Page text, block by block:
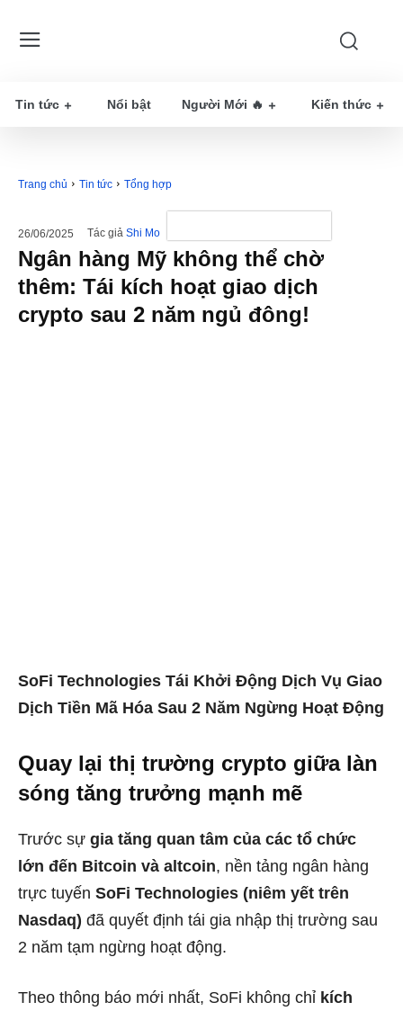
Tin tức Nổi bật Người Mới 🔥 Kiến thức
Trang chủ Tin tức Tổng hợp
26/06/2025 Tác giả Shi Mo
Ngân hàng Mỹ không thể chờ
thêm: Tái kích hoạt giao dịch
crypto sau 2 năm ngủ đông!
SoFi Technologies Tái Khởi Động Dịch Vụ Giao
Dịch Tiền Mã Hóa Sau 2 Năm Ngừng Hoạt Động
Quay lại thị trường crypto giữa làn
sóng tăng trưởng mạnh mẽ
Trước sự gia tăng quan tâm của các tổ chức
lớn đến Bitcoin và altcoin, nền tảng ngân hàng
trực tuyến SoFi Technologies (niêm yết trên
Nasdaq) đã quyết định tái gia nhập thị trường sau
2 năm tạm ngừng hoạt động.
Theo thông báo mới nhất, SoFi không chỉ kích